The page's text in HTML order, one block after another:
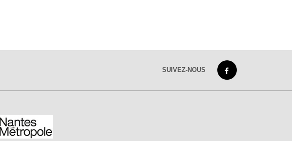
SUIVEZ-NOUS